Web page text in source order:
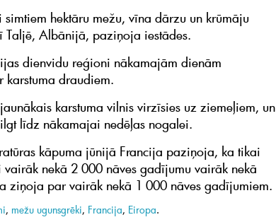
hektāru mežu, vīna dārzu un krūmāju
Taljē, Albānijā, paziņoja iestādes.
dienvidu reģioni nākamajām dienām
draudiem.
karstuma vilnis virzīsies uz ziemeļiem, un
līdz nākamajai nedēļas nogalei.
kāpuma jūnijā Francija paziņoja, ka tikai
nekā 2 000 nāves gadījumu vairāk nekā
ziņoja par vairāk nekā 1 000 nāves gadījumiem.
, mežu ugunsgrēki, Francija, Eiropa.